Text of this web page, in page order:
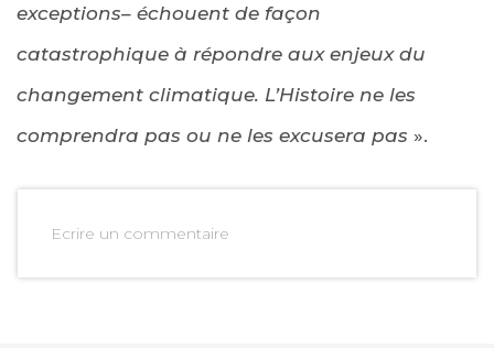
exceptions– échouent de façon
catastrophique à répondre aux enjeux du
changement climatique. L’Histoire ne les
comprendra pas ou ne les excusera pas ».
Ecrire un commentaire